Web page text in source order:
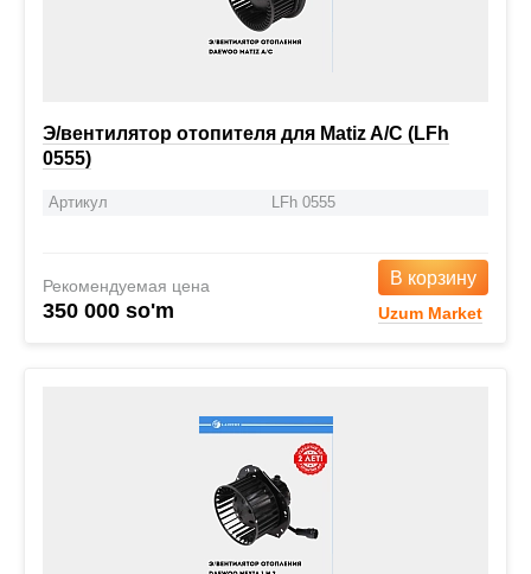
Э/вентилятор отопителя для Matiz A/C (LFh
0555)
Артикул LFh 0555
Рекомендуемая цена
350 000 so'm
В корзину
Uzum Market